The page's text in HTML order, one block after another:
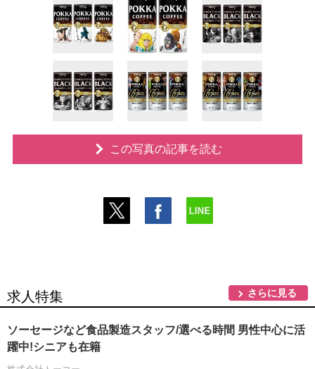
この写真の記事を読む
求人特集 さらに見る
ソーセージなど食品製造スタッフ/選べる時間 男性中心に活
躍中!シニアも在籍